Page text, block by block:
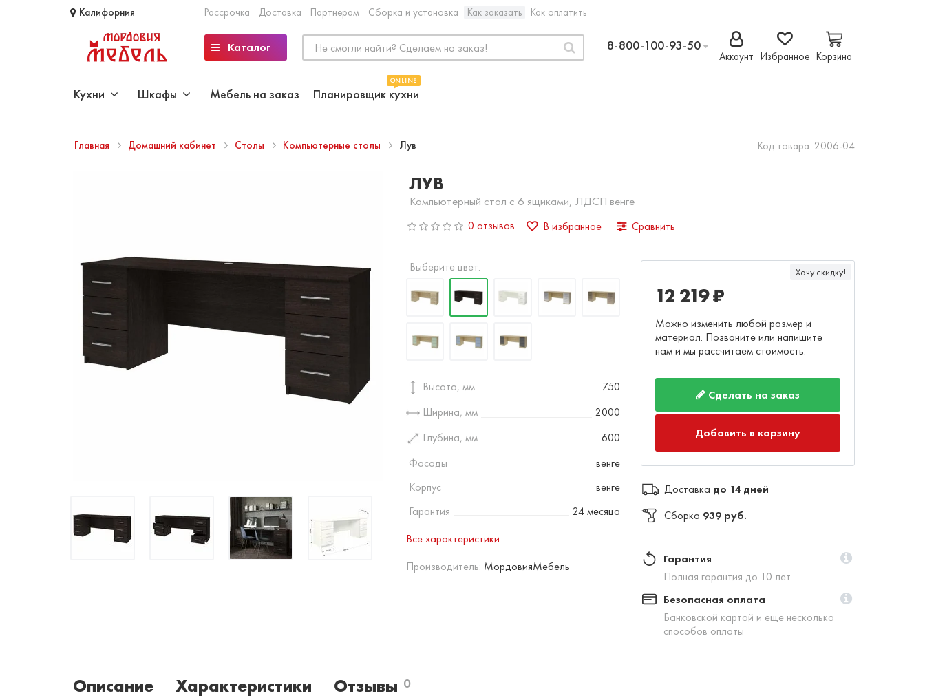
Калифорния Рассрочка Доставка Партнерам Сборка и установка Как заказать Как оплатить
Каталог 8-800-100-93-50
Аккаунт Избранное Корзина
Кухни Шкафы Мебель на заказ
ONLINE
Планировщик кухни
Главная Домашний кабинет Столы Компьютерные столы Лув Код товара: 2006-04
ЛУВ
Компьютерный стол с 6 ящиками, ЛДСП венге
0 отзывов В избранное Сравнить
Выберите цвет:
Высота, мм
750
Ширина, мм
2000
Глубина, мм
600
Фасады
венге
Корпус
венге
Гарантия
24 месяца
Все характеристики
Производитель: МордовияМебель
Хочу скидку!
12 219 ₽
Можно изменить любой размер и
материал. Позвоните или напишите
нам и мы рассчитаем стоимость.
Сделать на заказ
Добавить в корзину
Доставка до 14 дней
Сборка 939 руб.
Гарантия
Полная гарантия до 10 лет
Безопасная оплата
Банковской картой и еще несколько
способов оплаты
Описание Характеристики Отзывы 0